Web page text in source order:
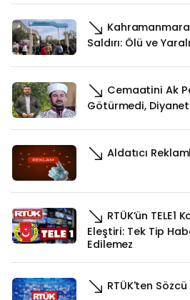
Saldırı: Ölü ve
Cemaatini Ak
Götürmedi,
Aldatıcı
RTÜK’ün TELE1
Eleştiri: Tek Tip
Edilemez
RTÜK'ten